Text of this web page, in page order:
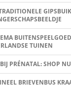
TUINEN
PRÉNATAL: SHOP
BRIEVENBUS